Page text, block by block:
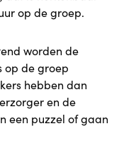
op de groep.
worden de
op de groep
hebben dan
en de
een puzzel of gaan